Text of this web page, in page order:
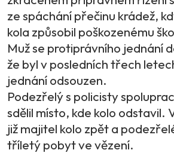
ze spáchání přečinu krádež,
kola způsobil poškozenému
Muž se protiprávního jednání
že byl v posledních třech
jednání odsouzen.
Podezřelý s policisty
sdělil místo, kde kolo odstavil.
již majitel kolo zpět a
tříletý pobyt ve vězení.